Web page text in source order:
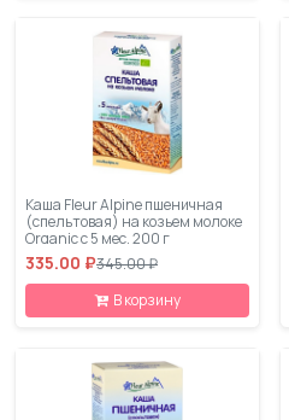
Каша Fleur Alpine пшеничная
(спельтовая) на козьем молоке
Organic с 5 мес. 200 г
335.00 ₽345.00 ₽
В корзину